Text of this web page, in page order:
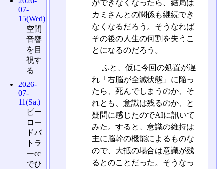
ができなくなったら、結局は
カミさんとの関係も継続でき
なくなるだろう。そうなれば
その後の人生の何割を失うこ
とになるのだろう。
ふと、仮に今回の処置が遅
れ「右脳が全滅状態」に陥っ
たら、死んでしまうのか、そ
れとも、意識は残るのか、と
疑問に感じたのでAIに訊いて
みた。すると、意識の維持は
主に脳幹の機能によるものな
ので、大抵の場合は意識が残
るとのことだった。そうなっ
07-
15(Wed)
空間
音響
を目
視す
る
2026-
07-
11(Sat)
ピー
ロー
ドバ
トラ
ーcc
でひ